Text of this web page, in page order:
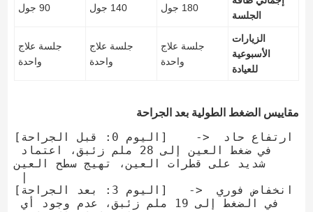
الجلسة
180 جول 140 جول 90 جول
الزيارات
الأسبوعية
للعيادة
جلسة علاج
واحدة
جلسة علاج
واحدة
جلسة علاج
واحدة
مقاييس الضغط الطولية بعد الجراحة
[اليوم 0: قبل الجراحة]    -> ارتفاع حاد
شديد على قطرات العين، تهيج سطح العين
[اليوم 3: بعد الجراحة]   -> انخفاض فوري